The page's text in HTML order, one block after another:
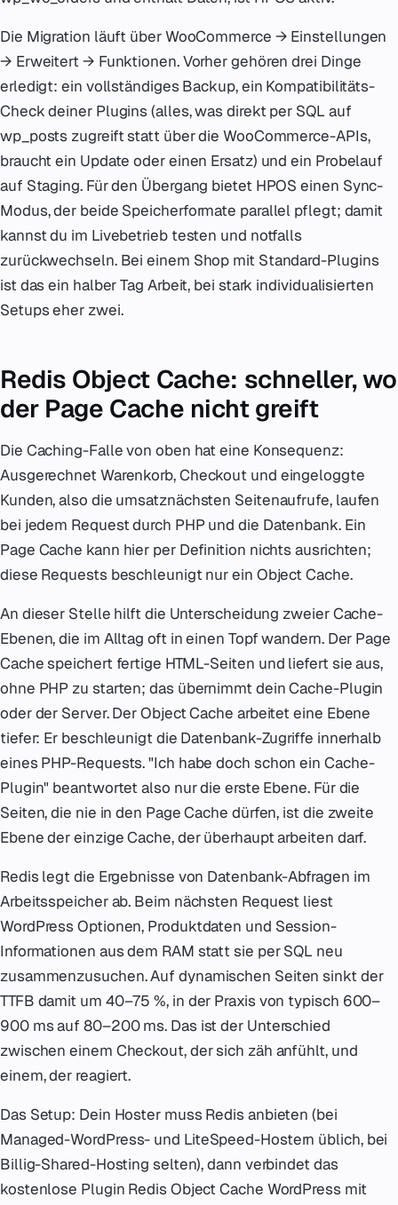
Die Migration läuft über WooCommerce → Einstellungen
→ Erweitert → Funktionen. Vorher gehören drei Dinge
erledigt: ein vollständiges Backup, ein Kompatibilitäts-
Check deiner Plugins (alles, was direkt per SQL auf
wp_posts zugreift statt über die WooCommerce-APIs,
braucht ein Update oder einen Ersatz) und ein Probelauf
auf Staging. Für den Übergang bietet HPOS einen Sync-
Modus, der beide Speicherformate parallel pflegt; damit
kannst du im Livebetrieb testen und notfalls
zurückwechseln. Bei einem Shop mit Standard-Plugins
ist das ein halber Tag Arbeit, bei stark individualisierten
Setups eher zwei.
Redis Object Cache: schneller, wo
der Page Cache nicht greift
Die Caching-Falle von oben hat eine Konsequenz:
Ausgerechnet Warenkorb, Checkout und eingeloggte
Kunden, also die umsatznächsten Seitenaufrufe, laufen
bei jedem Request durch PHP und die Datenbank. Ein
Page Cache kann hier per Definition nichts ausrichten;
diese Requests beschleunigt nur ein Object Cache.
An dieser Stelle hilft die Unterscheidung zweier Cache-
Ebenen, die im Alltag oft in einen Topf wandern. Der Page
Cache speichert fertige HTML-Seiten und liefert sie aus,
ohne PHP zu starten; das übernimmt dein Cache-Plugin
oder der Server. Der Object Cache arbeitet eine Ebene
tiefer: Er beschleunigt die Datenbank-Zugriffe innerhalb
eines PHP-Requests. "Ich habe doch schon ein Cache-
Plugin" beantwortet also nur die erste Ebene. Für die
Seiten, die nie in den Page Cache dürfen, ist die zweite
Ebene der einzige Cache, der überhaupt arbeiten darf.
Redis legt die Ergebnisse von Datenbank-Abfragen im
Arbeitsspeicher ab. Beim nächsten Request liest
WordPress Optionen, Produktdaten und Session-
Informationen aus dem RAM statt sie per SQL neu
zusammenzusuchen. Auf dynamischen Seiten sinkt der
TTFB damit um 40–75 %, in der Praxis von typisch 600–
900 ms auf 80–200 ms. Das ist der Unterschied
zwischen einem Checkout, der sich zäh anfühlt, und
einem, der reagiert.
Das Setup: Dein Hoster muss Redis anbieten (bei
Managed-WordPress- und LiteSpeed-Hostern üblich, bei
Billig-Shared-Hosting selten), dann verbindet das
kostenlose Plugin Redis Object Cache WordPress mit